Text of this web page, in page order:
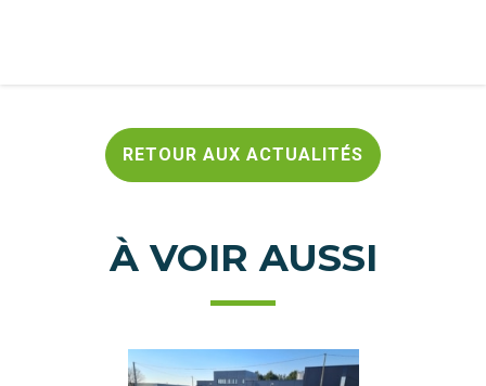
RETOUR AUX ACTUALITÉS
À VOIR AUSSI